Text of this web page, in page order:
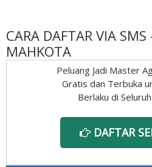
CARA DAFTAR VIA
MAHKOTA
Peluang Jadi Master
Gratis dan Terbuka
Berlaku di
DAFTAR